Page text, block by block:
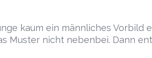
kaum ein männliches Vorbild
Muster nicht nebenbei. Dann